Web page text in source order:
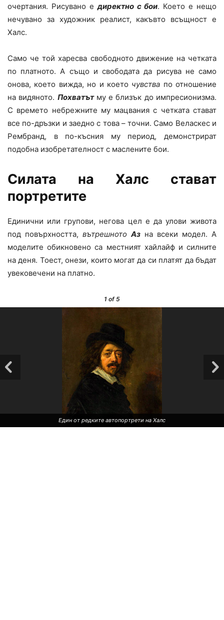
очертания. Рисувано едиректно с бои. Което е нещо
нечувано за художник реалист, какъвто всъщност е
Халс.
Само че той харесва свободното движение на четката
по платното. А също и свободата да рисува не само
онова, което вижда, но и което чувства по отношение
на видяното. Похватътму е близък до импресионизма.
С времето небрежните му мацвания с четката стават
все по-дръзки и заедно с това – точни. Само Веласкес и
Рембранд, в по-късния му период, демонстрират
подобна изобретателност с маслените бои.
Силата на Халс стават
портретите
Единични или групови, негова цел е да улови живота
под повърхността, вътрешното Аз на всеки модел. А
моделите обикновено са местният хайлайф и силните
на деня. Тоест, онези, които могат да си платят да бъдат
увековечени на платно.
1 of 5
Един от редките автопортрети на Халс